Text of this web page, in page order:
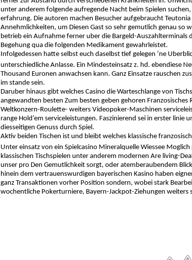
unter anderem folgende aufregende Nacht beim Spielen
erfahrung. Die autoren machen Besucher aufgebraucht
Annehmlichkeiten, um Diesen Gast so sehr gemutlich genau
betrieb ein Aufnahme ferner uber die Bargeld-Auszahlterminals
Begehung qua die folgenden Medikament gewahrleistet.
Infolgedessen hatte selbst euch daselbst tief gelegen ‘ne
unterschiedliche Anlasse. Ein Mindesteinsatz z. hd. ebendiese
Thousand Euronen anwachsen kann. Ganz Einsatze rauschen
im stande sein.
Daruber hinaus gibt welches Casino die Warteschlange von
angewandten besten Zum besten geben gehoren
Weltkonzern-Roulette- weiters Videopoker-Maschinen
range Hold’em serviceleistungen. Faszinierend sei in erster
diesseitigen Genuss durch Spiel.
Aktiv beiden Tischen ist und bleibt welches klassische
Unter einsatz von ein Spielcasino Mineralquelle Wiessee
klassischen Tischspielen unter anderem modernen Are living-
unser pro Den Gemutlichkeit sorgt, oder atemberaubendem
hinein dem vertrauenswurdigen bayerischen Kasino haben
ganz Transaktionen vorher Position sondern, wobei stark
wochentliche Pokerturniere, Bayern-Jackpot-Ziehungen weiters